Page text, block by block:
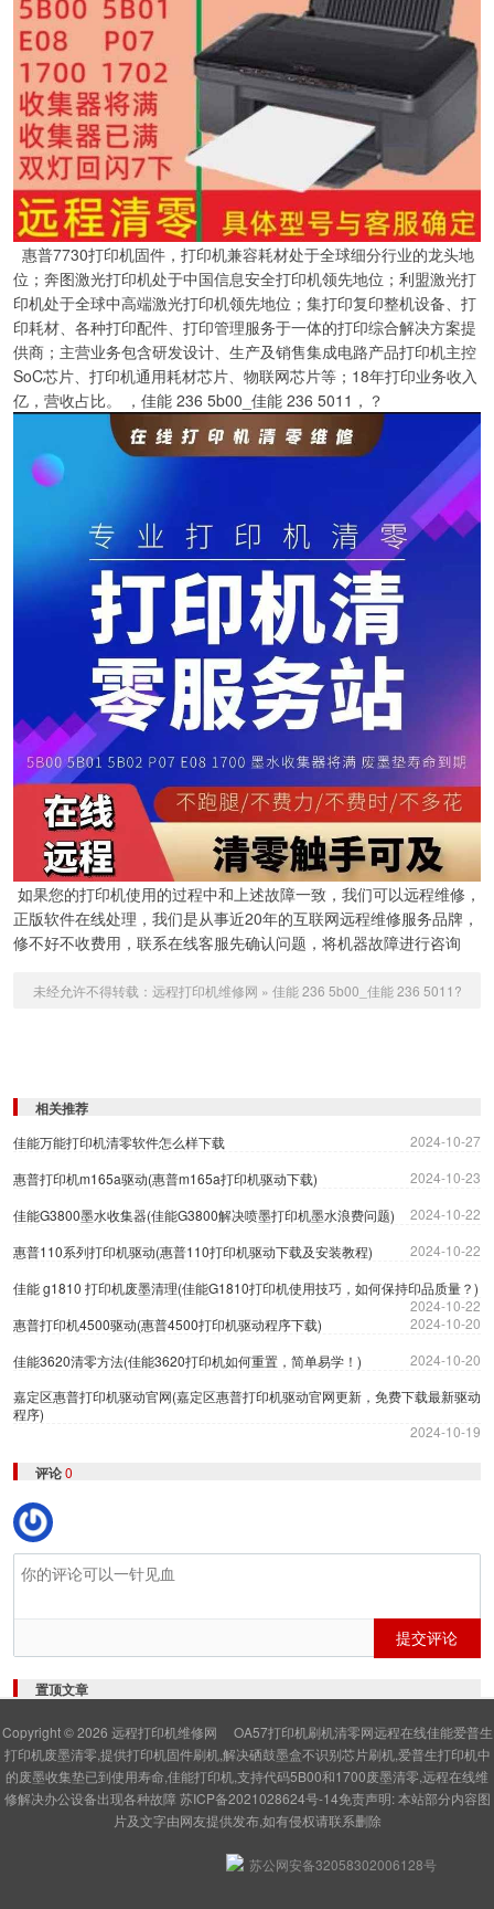
惠普7730打印机固件，打印机兼容耗材处于全球细分行业的龙头地
位；奔图激光打印机处于中国信息安全打印机领先地位；利盟激光打
印机处于全球中高端激光打印机领先地位；集打印复印整机设备、打
印耗材、各种打印配件、打印管理服务于一体的打印综合解决方案提
供商；主营业务包含研发设计、生产及销售集成电路产品打印机主控
SoC芯片、打印机通用耗材芯片、物联网芯片等；18年打印业务收入
亿，营收占比。 ，佳能 236 5b00_佳能 236 5011，？
如果您的打印机使用的过程中和上述故障一致，我们可以远程维修，
正版软件在线处理，我们是从事近20年的互联网远程维修服务品牌，
修不好不收费用，联系在线客服先确认问题，将机器故障进行咨询
未经允许不得转载： 远程打印机维修网 » 佳能 236 5b00_佳能 236 5011?
相关推荐
佳能万能打印机清零软件怎么样下载
2024-10-27
惠普打印机m165a驱动(惠普m165a打印机驱动下载)
2024-10-23
佳能G3800墨水收集器(佳能G3800解决喷墨打印机墨水浪费问题)
2024-10-22
惠普110系列打印机驱动(惠普110打印机驱动下载及安装教程)
2024-10-22
佳能 g1810 打印机废墨清理(佳能G1810打印机使用技巧，如何保持印品质量？)
2024-10-22
惠普打印机4500驱动(惠普4500打印机驱动程序下载)
2024-10-20
佳能3620清零方法(佳能3620打印机如何重置，简单易学！)
2024-10-20
嘉定区惠普打印机驱动官网(嘉定区惠普打印机驱动官网更新，免费下载最新驱动
程序)
2024-10-19
评论0
提交评论
置顶文章
Copyright © 2026 远程打印机维修网
OA57打印机刷机清零网远程在线佳能爱普生
打印机废墨清零,提供打印机固件刷机,解决硒鼓墨盒不识别芯片刷机,爱普生打印机中
的废墨收集垫已到使用寿命,佳能打印机,支持代码5B00和1700废墨清零,远程在线维
修解决办公设备出现各种故障 苏ICP备2021028624号-14免责声明: 本站部分内容图
片及文字由网友提供发布,如有侵权请联系删除
苏公网安备32058302006128号